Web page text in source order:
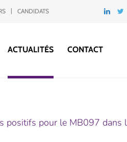
CANDIDATS
ACTUALITÉS CONTACT
positifs pour le MB097 dans